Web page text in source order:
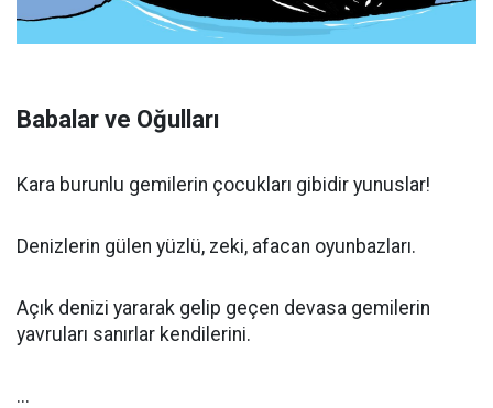
Babalar ve Oğulları
Kara burunlu gemilerin çocukları gibidir yunuslar!
Denizlerin gülen yüzlü, zeki, afacan oyunbazları.
Açık denizi yararak gelip geçen devasa gemilerin
yavruları sanırlar kendilerini.
...